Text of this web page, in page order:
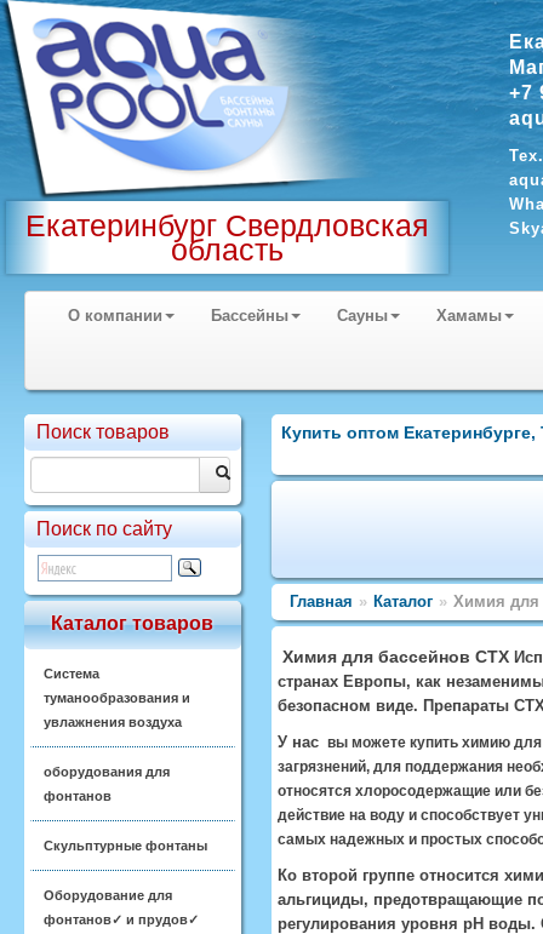
Екатеринбург Свердловская
область
+7
О компании Бассейны Сауны Хамамы
Поиск товаров
Поиск по сайту
Каталог товаров
Система
туманообразования и
увлажнения воздуха
оборудования для
фонтанов
Скульптурные фонтаны
Оборудование для
фонтанов✓ и прудов✓
Купить оптом
Главная » Каталог » Химия для
Химия для бассейнов CTX
странах Европы, как
безопасном виде. Препараты
У нас вы можете купить химию для
загрязнений, для поддержания
относятся хлоросодержащие или
действие на воду и способствует
самых надежных и простых
Ко второй группе относится
альгициды, предотвращающие
регулирования уровня pH